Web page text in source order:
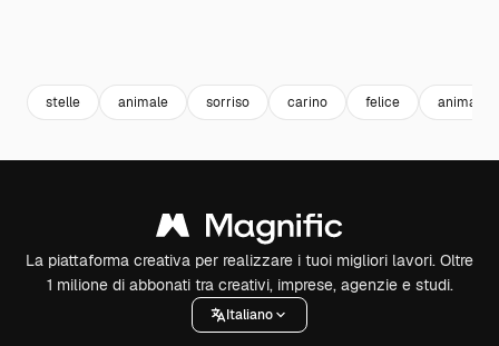
stelle animale sorriso carino felice animali
La piattaforma creativa per realizzare i tuoi migliori lavori. Oltre
1 milione di abbonati tra creativi, imprese, agenzie e studi.
Italiano